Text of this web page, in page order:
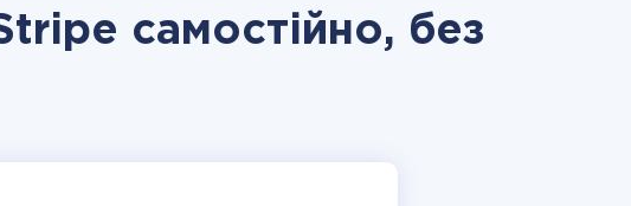
самостійно, без